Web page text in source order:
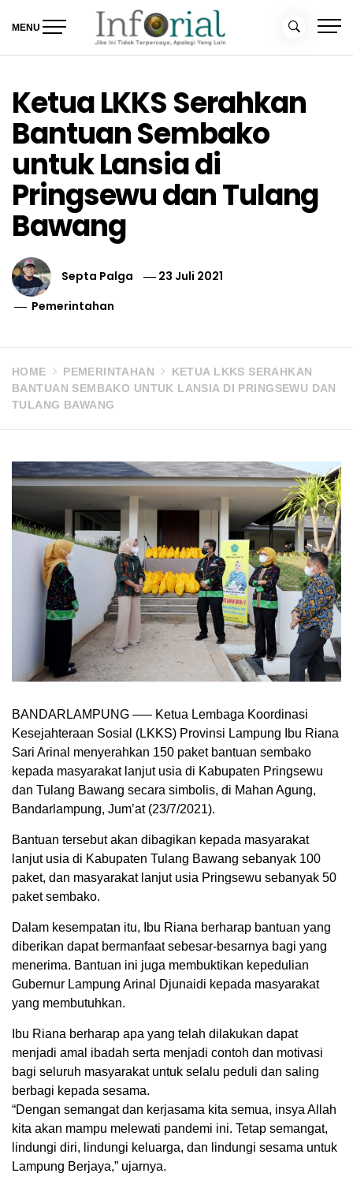
MENU
Ketua LKKS Serahkan
Bantuan Sembako
untuk Lansia di
Pringsewu dan Tulang
Bawang
Septa Palga
23 Juli 2021
Pemerintahan
HOME PEMERINTAHAN
KETUA LKKS SERAHKAN
BANTUAN SEMBAKO UNTUK LANSIA DI PRINGSEWU DAN
TULANG BAWANG
BANDARLAMPUNG —– Ketua Lembaga Koordinasi
Kesejahteraan Sosial (LKKS) Provinsi Lampung Ibu Riana
Sari Arinal menyerahkan 150 paket bantuan sembako
kepada masyarakat lanjut usia di Kabupaten Pringsewu
dan Tulang Bawang secara simbolis, di Mahan Agung,
Bandarlampung, Jum’at (23/7/2021).
Bantuan tersebut akan dibagikan kepada masyarakat
lanjut usia di Kabupaten Tulang Bawang sebanyak 100
paket, dan masyarakat lanjut usia Pringsewu sebanyak 50
paket sembako.
Dalam kesempatan itu, Ibu Riana berharap bantuan yang
diberikan dapat bermanfaat sebesar-besarnya bagi yang
menerima. Bantuan ini juga membuktikan kepedulian
Gubernur Lampung Arinal Djunaidi kepada masyarakat
yang membutuhkan.
Ibu Riana berharap apa yang telah dilakukan dapat
menjadi amal ibadah serta menjadi contoh dan motivasi
bagi seluruh masyarakat untuk selalu peduli dan saling
berbagi kepada sesama.
“Dengan semangat dan kerjasama kita semua, insya Allah
kita akan mampu melewati pandemi ini. Tetap semangat,
lindungi diri, lindungi keluarga, dan lindungi sesama untuk
Lampung Berjaya,” ujarnya.